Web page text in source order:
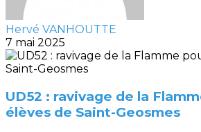
Hervé VANHOUTTE
7 mai 2025
UD52 : ravivage de la
élèves de Saint-Geosmes